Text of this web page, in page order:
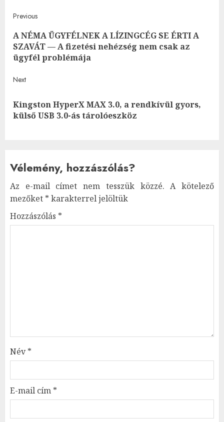
Post
navigation
Previous
A NÉMA ÜGYFÉLNEK A LÍZINGCÉG SE ÉRTI A
SZAVÁT — A fizetési nehézség nem csak az
ügyfél problémája
Next
Next
post:
Kingston HyperX MAX 3.0, a rendkívül gyors,
külső USB 3.0-ás tárolóeszköz
Vélemény, hozzászólás?
Az e-mail címet nem tesszük közzé. A kötelező
mezőket * karakterrel jelöltük
Hozzászólás *
Név*
E-mail cím *